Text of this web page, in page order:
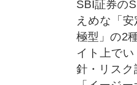
SBI証券の
えめな「
極型」の2
イト上で
針・リス